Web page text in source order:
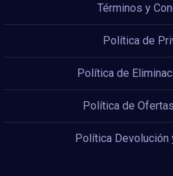
Términos y
Política de
Política de
Política de
Política Devolución